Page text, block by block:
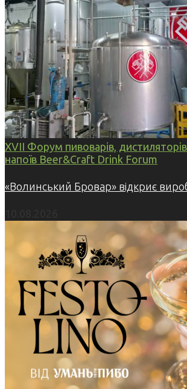
XVII Форум пивоварів,
напоїв Beer&Craft Drink Forum
«Волинський Бровар» відкриє